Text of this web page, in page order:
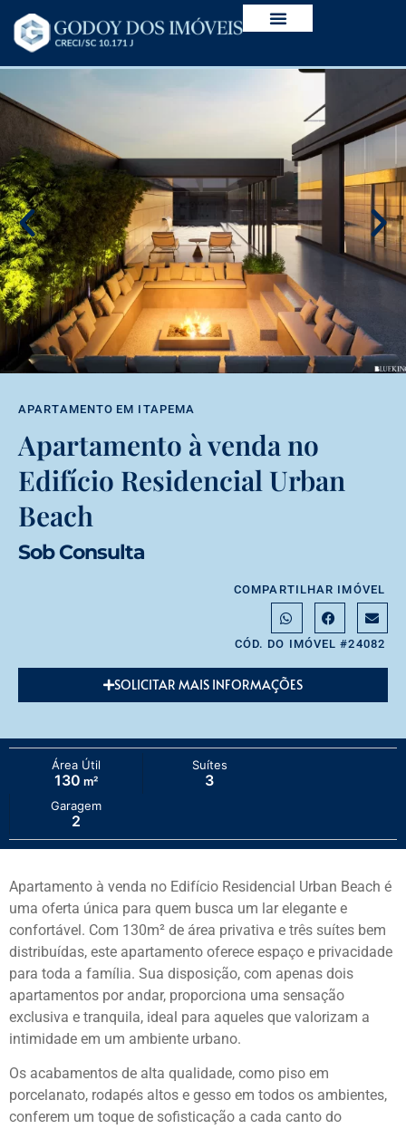
APARTAMENTO EM ITAPEMA
Apartamento à venda no
Edifício Residencial Urban
Beach
Sob Consulta
COMPARTILHAR IMÓVEL
CÓD. DO IMÓVEL #24082
SOLICITAR MAIS INFORMAÇÕES
Área Útil
130 m²
Suítes
3
Garagem
2
Apartamento à venda no Edifício Residencial Urban Beach é
uma oferta única para quem busca um lar elegante e
confortável. Com 130m² de área privativa e três suítes bem
distribuídas, este apartamento oferece espaço e privacidade
para toda a família. Sua disposição, com apenas dois
apartamentos por andar, proporciona uma sensação
exclusiva e tranquila, ideal para aqueles que valorizam a
intimidade em um ambiente urbano.
Os acabamentos de alta qualidade, como piso em
porcelanato, rodapés altos e gesso em todos os ambientes,
conferem um toque de sofisticação a cada canto do